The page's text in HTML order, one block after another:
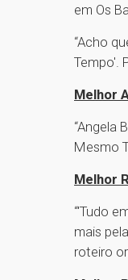
em Os
“Acho
Tempo'.
Melhor
“Angela
Mesmo
Melhor
“'Tudo
mais
roteiro